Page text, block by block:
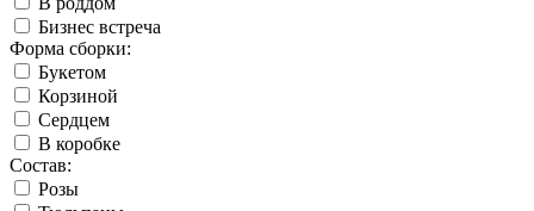
Бизнес встреча
Форма сборки:
Букетом
Корзиной
Сердцем
В коробке
Состав:
Розы